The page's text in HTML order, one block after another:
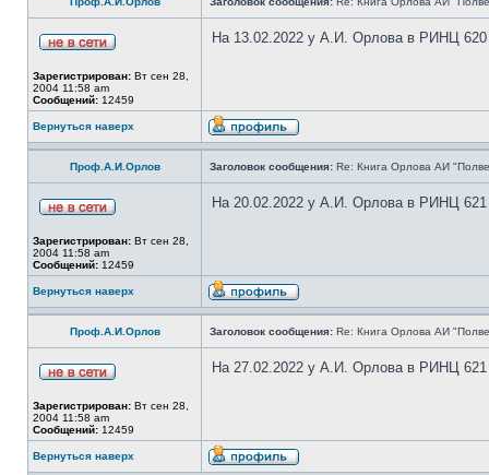
Зарегистрирован: Вт сен 28,
2004 11:58 am
Сообщений: 12459
На 13.02.2022 у А.И. Орлова в РИНЦ 620
Вернуться наверх
Проф.А.И.Орлов Заголовок сообщения: Re: Книга Орлова АИ
Зарегистрирован: Вт сен 28,
2004 11:58 am
Сообщений: 12459
На 20.02.2022 у А.И. Орлова в РИНЦ 621
Вернуться наверх
Проф.А.И.Орлов Заголовок сообщения: Re: Книга Орлова АИ
Зарегистрирован: Вт сен 28,
2004 11:58 am
Сообщений: 12459
На 27.02.2022 у А.И. Орлова в РИНЦ 621
Вернуться наверх